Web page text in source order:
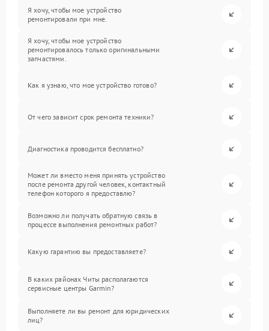
Я хочу, чтобы мое устройство
ремонтировали при мне.
Я хочу, чтобы мое устройство
ремонтировалось только оригинальными
запчастями.
Как я узнаю, что мое устройство готово?
От чего зависит срок ремонта техники?
Диагностика проводится бесплатно?
Может ли вместо меня принять устройство
после ремонта другой человек, контактный
телефон которого я предоставлю?
Возможно ли получать обратную связь в
процессе выполнения ремонтных работ?
Какую гарантию вы предоставляете?
В каких районах Читы располагаются
сервисные центры Garmin?
Выполняете ли вы ремонт для юридических
лиц?